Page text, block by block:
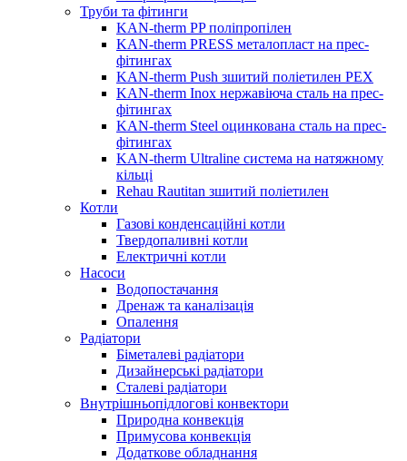
Труби та фітинги
KAN-therm PP поліпропілен
KAN-therm PRESS металопласт на прес-
фітингах
KAN-therm Push зшитий поліетилен PEX
KAN-therm Inox нержавіюча сталь на прес-
фітингах
KAN-therm Steel оцинкована сталь на прес-
фітингах
KAN-therm Ultraline система на натяжному
кільці
Rehau Rautitan зшитий поліетилен
Котли
Газові конденсаційні котли
Твердопаливні котли
Електричні котли
Насоси
Водопостачання
Дренаж та каналізація
Опалення
Радіатори
Біметалеві радіатори
Дизайнерські радіатори
Сталеві радіатори
Внутрішньопідлогові конвектори
Природна конвекція
Примусова конвекція
Додаткове обладнання